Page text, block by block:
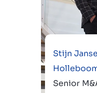
Stijn
Senior